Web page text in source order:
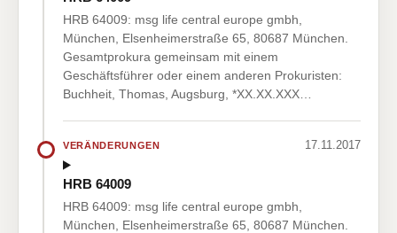
HRB 64009: msg life central europe gmbh,
München, Elsenheimerstraße 65, 80687 München.
Gesamtprokura gemeinsam mit einem
Geschäftsführer oder einem anderen Prokuristen:
Buchheit, Thomas, Augsburg, *XX.XX.XXX…
VERÄNDERUNGEN 17.11.2017
HRB 64009
HRB 64009: msg life central europe gmbh,
München, Elsenheimerstraße 65, 80687 München.